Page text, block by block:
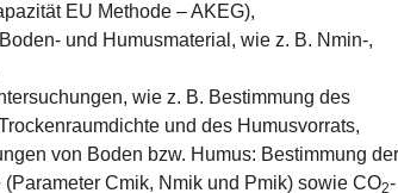
EU Methode – AKEG),
und Humusmaterial, wie z. B. Nmin-,
wie z. B. Bestimmung des
und des Humusvorrats,
von Boden bzw. Humus: Bestimmung der
Cmik, Nmik und Pmik) sowie CO2-